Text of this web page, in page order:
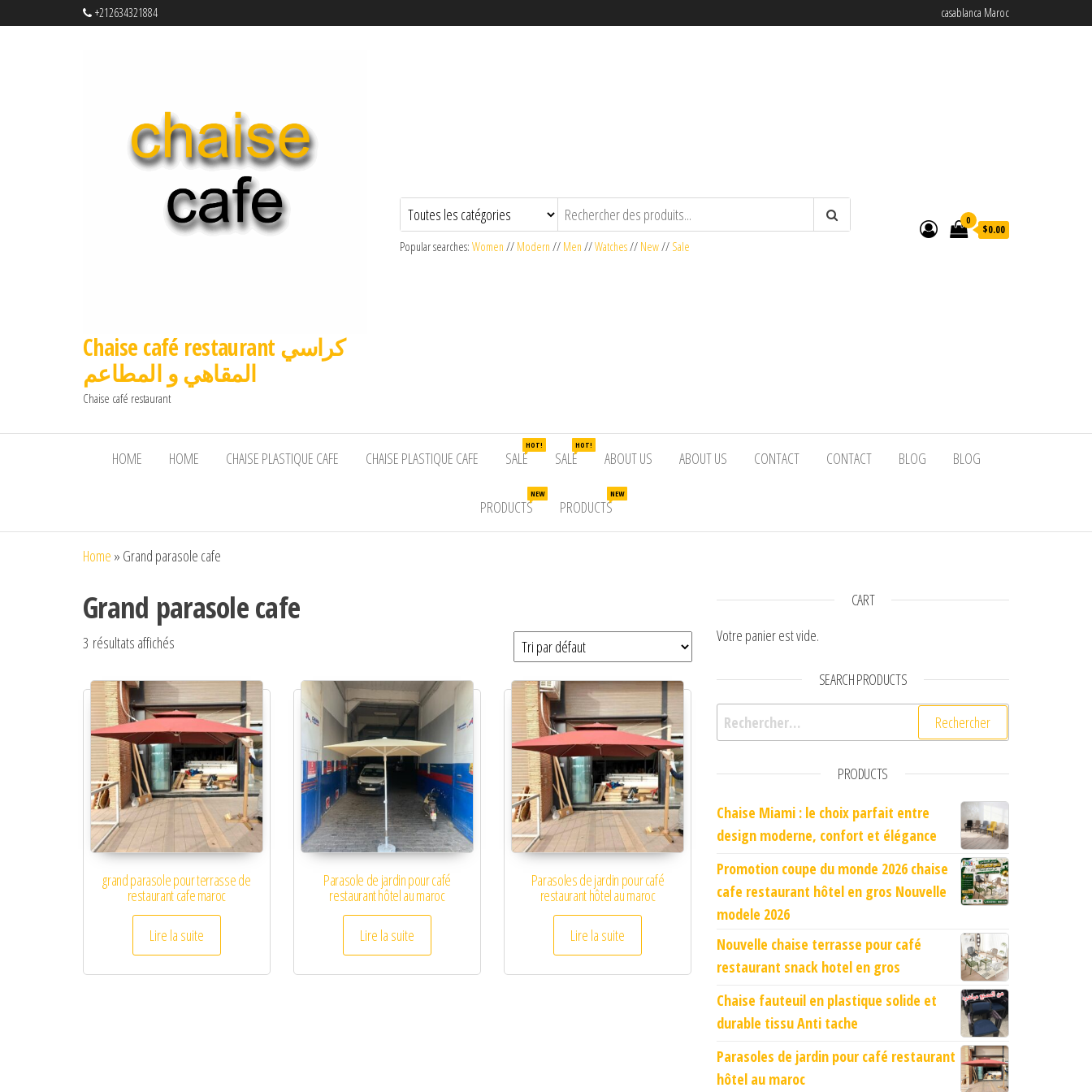
+212634321884 casablanca Maroc
Chaise café restaurant كراسي
المقاهي و المطاعم
Chaise café restaurant
Popular searches: Women // Modern // Men //Watches// New// Sale
0
$0.00
HOME HOME CHAISE PLASTIQUE CAFE CHAISE PLASTIQUE CAFE SALE
HOT!
SALE
HOT!
ABOUT US ABOUT US CONTACT CONTACT BLOG BLOG
PRODUCTS
NEW
PRODUCTS
NEW
Home » Grand parasole cafe
Grand parasole cafe
3 résultats affichés
grand parasole pour terrasse de
restaurant cafe maroc
Lire la suite
Parasole de jardin pour café
restaurant hôtel au maroc
Lire la suite
Parasoles de jardin pour café
restaurant hôtel au maroc
Lire la suite
CART
Votre panier est vide.
SEARCH PRODUCTS
Rechercher :
PRODUCTS
Chaise Miami : le choix parfait entre
design moderne, confort et élégance
Promotion coupe du monde 2026 chaise
cafe restaurant hôtel en gros Nouvelle
modele 2026
Nouvelle chaise terrasse pour café
restaurant snack hotel en gros
Chaise fauteuil en plastique solide et
durable tissu Anti tache
Parasoles de jardin pour café restaurant
hôtel au maroc